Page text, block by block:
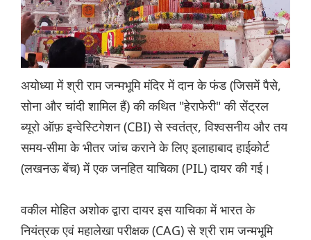
अयोध्या में श्री राम जन्मभूमि मंदिर में दान के फंड (जिसमें पैसे,
सोना और चांदी शामिल हैं) की कथित "हेराफेरी" की सेंट्रल
ब्यूरो ऑफ़ इन्वेस्टिगेशन (CBI) से स्वतंत्र, विश्वसनीय और तय
समय-सीमा के भीतर जांच कराने के लिए इलाहाबाद हाईकोर्ट
(लखनऊ बेंच) में एक जनहित याचिका (PIL) दायर की गई।
वकील मोहित अशोक द्वारा दायर इस याचिका में भारत के
नियंत्रक एवं महालेखा परीक्षक (CAG) से श्री राम जन्मभूमि